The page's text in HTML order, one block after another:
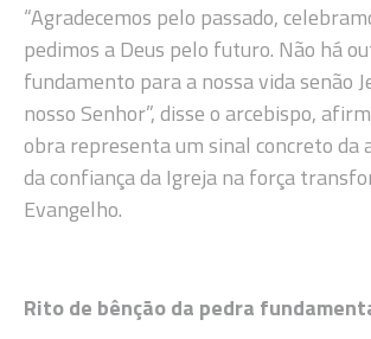
“Agradecemos pelo passado,
pedimos a Deus pelo futuro. Não há
fundamento para a nossa vida senão
nosso Senhor”, disse o arcebispo,
obra representa um sinal concreto da
da confiança da Igreja na força
Evangelho.
Rito de bênção da pedra